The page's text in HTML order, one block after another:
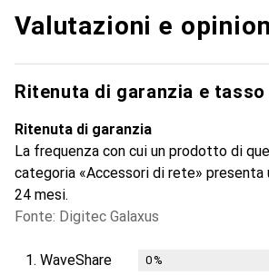
Valutazioni e
Ritenuta di garanzia e
Ritenuta di garanzia
La frequenza con cui un prodotto di
categoria «Accessori di rete»
24 mesi.
Fonte: Digitec Galaxus
1. WaveShare 0%